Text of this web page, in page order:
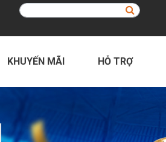
KHUYẾN MÃI HỖ TRỢ